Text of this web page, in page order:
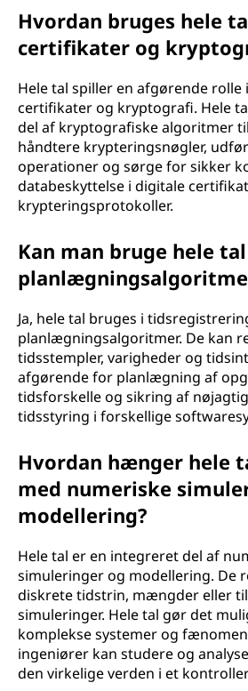
Hvordan bruges hele
certifikater og
Hele tal spiller en afgørende rolle
certifikater og kryptografi. Hele
del af kryptografiske algoritmer
håndtere krypteringsnøgler,
operationer og sørge for sikker
databeskyttelse i digitale
krypteringsprotokoller.
Kan man bruge hele
Ja, hele tal bruges i
planlægningsalgoritmer. De kan
tidsstempler, varigheder og
afgørende for planlægning af
tidsforskelle og sikring af
tidsstyring i forskellige
Hvordan hænger hele
med numeriske
modellering?
Hele tal er en integreret del af
simuleringer og modellering. De
diskrete tidstrin, mængder eller
simuleringer. Hele tal gør det
komplekse systemer og
ingeniører kan studere og
den virkelige verden i et